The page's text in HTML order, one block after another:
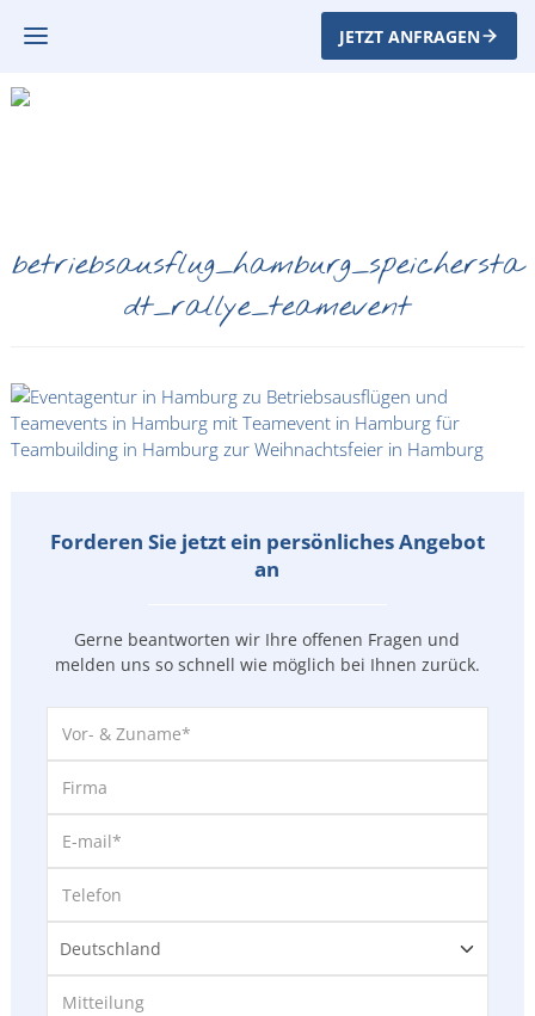
JETZT ANFRAGEN
betriebsausflug_hamburg_speichersta
dt_rallye_teamevent
Forderen Sie jetzt ein persönliches Angebot
an
Gerne beantworten wir Ihre offenen Fragen und
melden uns so schnell wie möglich bei Ihnen zurück.